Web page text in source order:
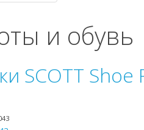
и обувь
SCOTT Shoe